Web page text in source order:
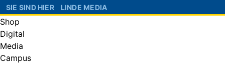
SIE SIND HIER LINDE MEDIA
Shop
Digital
Media
Campus